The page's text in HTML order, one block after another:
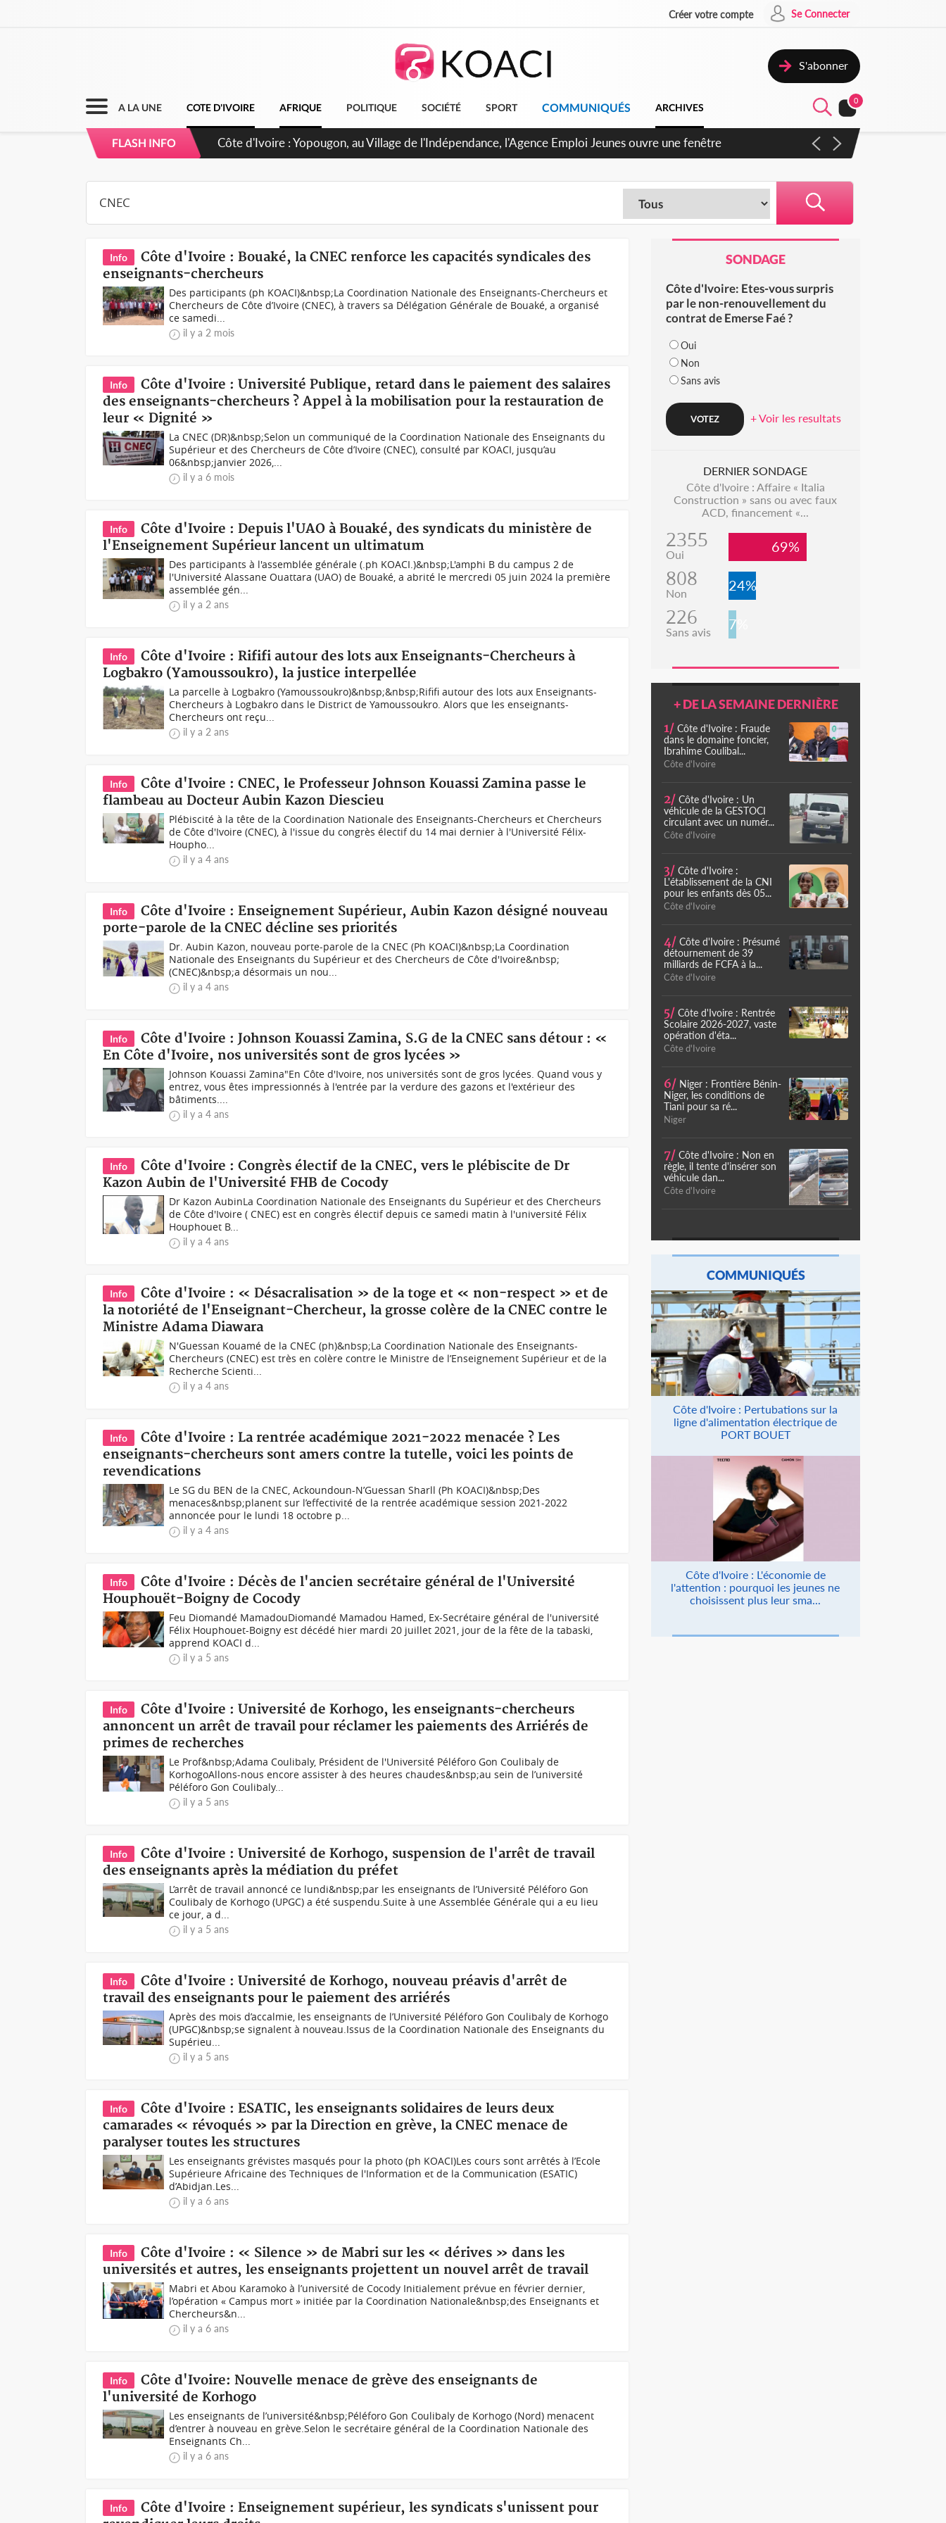
Créer votre compte Se Connecter
S'abonner
A LA UNE COTE D'IVOIRE AFRIQUE POLITIQUE SOCIÉTÉ SPORT COMMUNIQUÉS ARCHIVES
0
FLASH INFO
Côte d'Ivoire : CHU de Treichville, après la fronde, les agents contractuels obtiennent un accord avec la
Info
Côte d'Ivoire : Bouaké, la CNEC renforce les capacités syndicales des
enseignants-chercheurs
Des participants (ph KOACI)&nbsp;La Coordination Nationale des Enseignants-Chercheurs et
Chercheurs de Côte d’Ivoire (CNEC), à travers sa Délégation Générale de Bouaké, a organisé
ce samedi...
il y a 2 mois
Info
Côte d'Ivoire : Université Publique, retard dans le paiement des salaires
des enseignants-chercheurs ? Appel à la mobilisation pour la restauration de
leur « Dignité »
La CNEC (DR)&nbsp;Selon un communiqué de la Coordination Nationale des Enseignants du
Supérieur et des Chercheurs de Côte d’Ivoire (CNEC), consulté par KOACI, jusqu’au
06&nbsp;janvier 2026,...
il y a 6 mois
Info
Côte d'Ivoire : Depuis l'UAO à Bouaké, des syndicats du ministère de
l'Enseignement Supérieur lancent un ultimatum
Des participants à l'assemblée générale (.ph KOACI.)&nbsp;L'amphi B du campus 2 de
l'Université Alassane Ouattara (UAO) de Bouaké, a abrité le mercredi 05 juin 2024 la première
assemblée gén...
il y a 2 ans
Info
Côte d'Ivoire : Rififi autour des lots aux Enseignants-Chercheurs à
Logbakro (Yamoussoukro), la justice interpellée
La parcelle à Logbakro (Yamoussoukro)&nbsp;&nbsp;Rififi autour des lots aux Enseignants-
Chercheurs à Logbakro dans le District de Yamoussoukro. Alors que les enseignants-
Chercheurs ont reçu...
il y a 2 ans
Info
Côte d'Ivoire : CNEC, le Professeur Johnson Kouassi Zamina passe le
flambeau au Docteur Aubin Kazon Diescieu
Plébiscité à la tête de la Coordination Nationale des Enseignants-Chercheurs et Chercheurs
de Côte d'Ivoire (CNEC), à l'issue du congrès électif du 14 mai dernier à l'Université Félix-
Houpho...
il y a 4 ans
Info
Côte d'Ivoire : Enseignement Supérieur, Aubin Kazon désigné nouveau
porte-parole de la CNEC décline ses priorités
Dr. Aubin Kazon, nouveau porte-parole de la CNEC (Ph KOACI)&nbsp;La Coordination
Nationale des Enseignants du Supérieur et des Chercheurs de Côte d'Ivoire&nbsp;
(CNEC)&nbsp;a désormais un nou...
il y a 4 ans
Info
Côte d'Ivoire : Johnson Kouassi Zamina, S.G de la CNEC sans détour : «
En Côte d'Ivoire, nos universités sont de gros lycées »
Johnson Kouassi Zamina"En Côte d'Ivoire, nos universités sont de gros lycées. Quand vous y
entrez, vous êtes impressionnés à l'entrée par la verdure des gazons et l'extérieur des
bâtiments....
il y a 4 ans
Info
Côte d'Ivoire : Congrès électif de la CNEC, vers le plébiscite de Dr
Kazon Aubin de l'Université FHB de Cocody
Dr Kazon AubinLa Coordination Nationale des Enseignants du Supérieur et des Chercheurs
de Côte d'Ivoire ( CNEC) est en congrès électif depuis ce samedi matin à l'université Félix
Houphouet B...
il y a 4 ans
Info
Côte d'Ivoire : « Désacralisation » de la toge et « non-respect » et de
la notoriété de l'Enseignant-Chercheur, la grosse colère de la CNEC contre le
Ministre Adama Diawara
N'Guessan Kouamé de la CNEC (ph)&nbsp;La Coordination Nationale des Enseignants-
Chercheurs (CNEC) est très en colère contre le Ministre de l’Enseignement Supérieur et de la
Recherche Scienti...
il y a 4 ans
Info
Côte d'Ivoire : La rentrée académique 2021-2022 menacée ? Les
enseignants-chercheurs sont amers contre la tutelle, voici les points de
revendications
Le SG du BEN de la CNEC, Ackoundoun-N’Guessan Sharll (Ph KOACI)&nbsp;Des
menaces&nbsp;planent sur l’effectivité de la rentrée académique session 2021-2022
annoncée pour le lundi 18 octobre p...
il y a 4 ans
Info
Côte d'Ivoire : Décès de l'ancien secrétaire général de l'Université
Houphouët-Boigny de Cocody
Feu Diomandé MamadouDiomandé Mamadou Hamed, Ex-Secrétaire général de l'université
Félix Houphouet-Boigny est décédé hier mardi 20 juillet 2021, jour de la fête de la tabaski,
apprend KOACI d...
il y a 5 ans
Info
Côte d'Ivoire : Université de Korhogo, les enseignants-chercheurs
annoncent un arrêt de travail pour réclamer les paiements des Arriérés de
primes de recherches
Le Prof&nbsp;Adama Coulibaly, Président de l'Université Péléforo Gon Coulibaly de
KorhogoAllons-nous encore assister à des heures chaudes&nbsp;au sein de l’université
Péléforo Gon Coulibaly...
il y a 5 ans
Info
Côte d'Ivoire : Université de Korhogo, suspension de l'arrêt de travail
des enseignants après la médiation du préfet
L’arrêt de travail annoncé ce lundi&nbsp;par les enseignants de l’Université Péléforo Gon
Coulibaly de Korhogo (UPGC) a été suspendu.Suite à une Assemblée Générale qui a eu lieu
ce jour, a d...
il y a 5 ans
Info
Côte d'Ivoire : Université de Korhogo, nouveau préavis d'arrêt de
travail des enseignants pour le paiement des arriérés
Après des mois d’accalmie, les enseignants de l’Université Péléforo Gon Coulibaly de Korhogo
(UPGC)&nbsp;se signalent à nouveau.Issus de la Coordination Nationale des Enseignants du
Supérieu...
il y a 5 ans
Info
Côte d'Ivoire : ESATIC, les enseignants solidaires de leurs deux
camarades « révoqués » par la Direction en grève, la CNEC menace de
paralyser toutes les structures
Les enseignants grévistes masqués pour la photo (ph KOACI)Les cours sont arrêtés à l’Ecole
Supérieure Africaine des Techniques de l'Information et de la Communication (ESATIC)
d’Abidjan.Les...
il y a 6 ans
Info
Côte d'Ivoire : « Silence » de Mabri sur les « dérives » dans les
universités et autres, les enseignants projettent un nouvel arrêt de travail
Mabri et Abou Karamoko à l’université de Cocody Initialement prévue en février dernier,
l’opération « Campus mort » initiée par la Coordination Nationale&nbsp;des Enseignants et
Chercheurs&n...
il y a 6 ans
Info
Côte d'Ivoire: Nouvelle menace de grève des enseignants de
l'université de Korhogo
Les enseignants de l’université&nbsp;Péléforo Gon Coulibaly de Korhogo (Nord) menacent
d’entrer à nouveau en grève.Selon le secrétaire général de la Coordination Nationale des
Enseignants Ch...
il y a 6 ans
Info
Côte d'Ivoire : Enseignement supérieur, les syndicats s'unissent pour
SONDAGE
Côte d'Ivoire: Etes-vous surpris
par le non-renouvellement du
contrat de Emerse Faé ?
Oui
Non
Sans avis
+ Voir les resultats
DERNIER SONDAGE
Côte d'Ivoire : Affaire « Italia
Construction » sans ou avec faux
ACD, financement «...
2355
Oui 69%
808
Non 24%
226
Sans avis 7%
+ DE LA SEMAINE DERNIÈRE
1/ Côte d'Ivoire : Fraude
dans le domaine foncier,
Ibrahime Coulibal...
Côte d'Ivoire
2/ Côte d'Ivoire : Un
véhicule de la GESTOCI
circulant avec un numér...
Côte d'Ivoire
3/ Côte d'Ivoire :
L'établissement de la CNI
pour les enfants dès 05...
Côte d'Ivoire
4/ Côte d'Ivoire : Présumé
détournement de 39
milliards de FCFA à la...
Côte d'Ivoire
5/ Côte d'Ivoire : Rentrée
Scolaire 2026-2027, vaste
opération d'éta...
Côte d'Ivoire
6/ Niger : Frontière Bénin-
Niger, les conditions de
Tiani pour sa ré...
Niger
7/ Côte d'Ivoire : Non en
règle, il tente d'insérer son
véhicule dan...
Côte d'Ivoire
COMMUNIQUÉS
Côte d'Ivoire : Pertubations sur la
ligne d'alimentation électrique de
PORT BOUET
Côte d'Ivoire : L'économie de
l'attention : pourquoi les jeunes ne
choisissent plus leur sma...